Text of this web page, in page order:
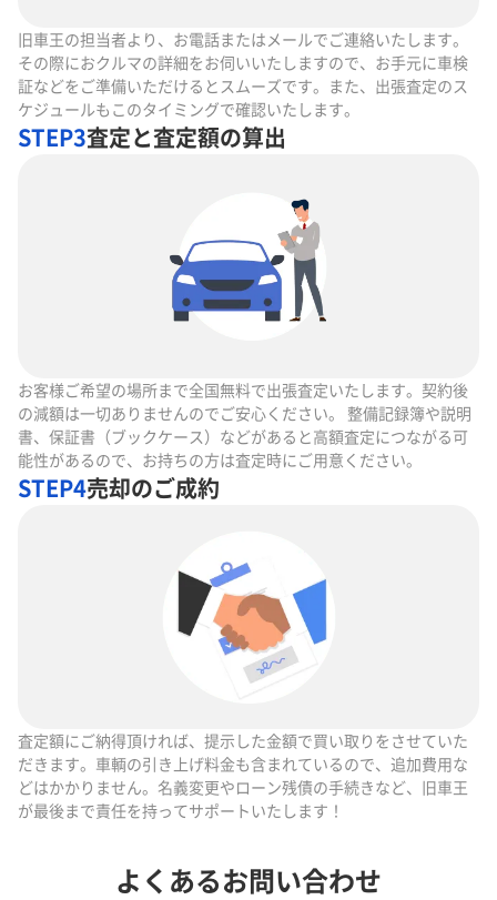
旧車王の担当者より、お電話またはメールでご連絡いたします。
その際におクルマの詳細をお伺いいたしますので、お手元に車検
証などをご準備いただけるとスムーズです。また、出張査定のス
ケジュールもこのタイミングで確認いたします。
STEP3査定と査定額の算出
お客様ご希望の場所まで全国無料で出張査定いたします。契約後
の減額は一切ありませんのでご安心ください。 整備記録簿や説明
書、保証書（ブックケース）などがあると高額査定につながる可
能性があるので、お持ちの方は査定時にご用意ください。
STEP4売却のご成約
査定額にご納得頂ければ、提示した金額で買い取りをさせていた
だきます。車輌の引き上げ料金も含まれているので、追加費用な
どはかかりません。名義変更やローン残債の手続きなど、旧車王
が最後まで責任を持ってサポートいたします！
よくあるお問い合わせ